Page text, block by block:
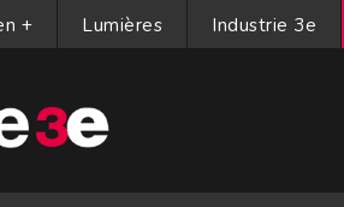
+ Lumières Industrie 3e